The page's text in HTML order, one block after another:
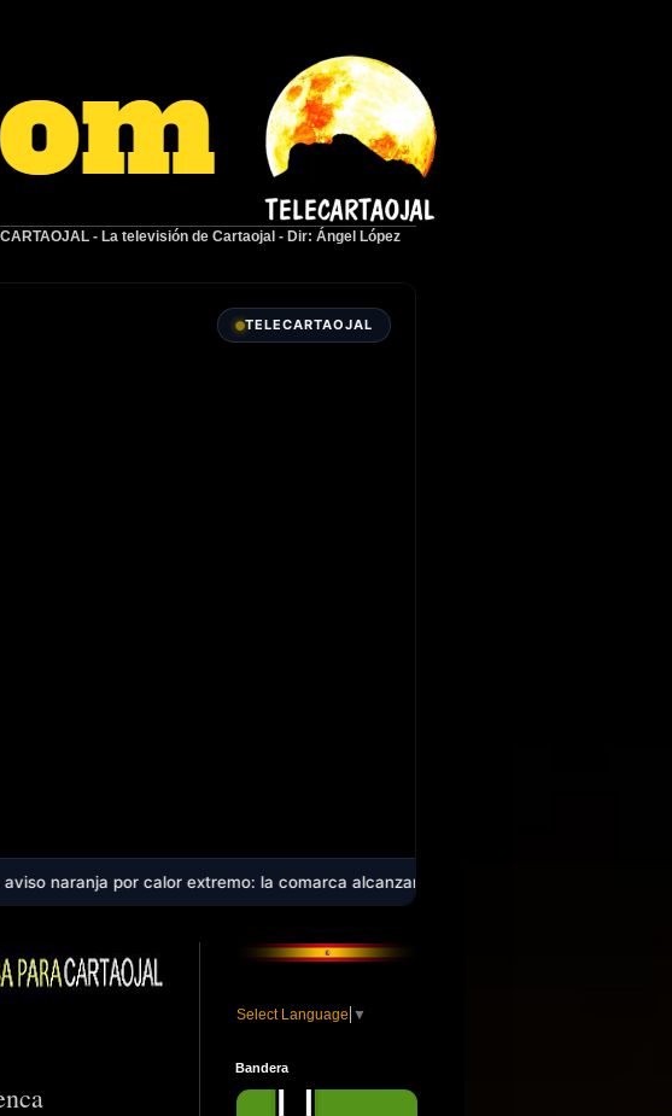
- La televisión de Cartaojal - Dir: Ángel López
TELECARTAOJAL
extremo: la comarca alcanzará los 40 ºC en plena ola de calor que afecta a
Select Language ▼
Bandera